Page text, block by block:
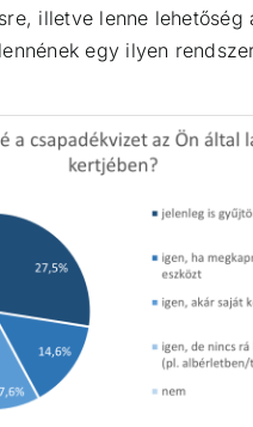
illetve lenne lehetőség
egy ilyen